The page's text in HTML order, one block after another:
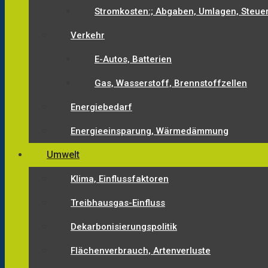
Stromkosten:; Abgaben, Umlagen,
Verkehr
E-Autos, Batterien
Gas, Wasserstoff, Brennstoffzellen
Energiebedarf
Energieeinsparung, Wärmedämmung
Umwelt
Klima, Einflussfaktoren
Treibhausgas-Einfluss
Dekarbonisierungspolitik
Flächenverbrauch, Artenverluste